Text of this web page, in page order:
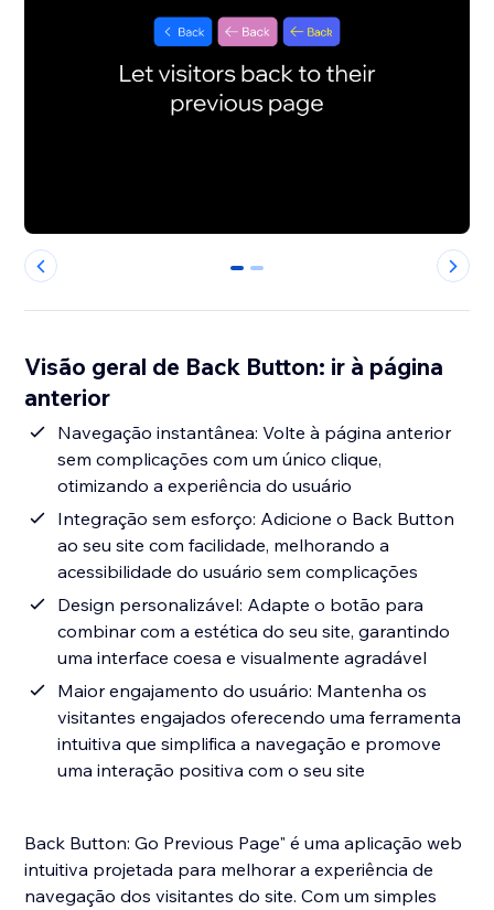
0 1
Visão geral de Back Button: ir à página
anterior
Navegação instantânea: Volte à página anterior
sem complicações com um único clique,
otimizando a experiência do usuário
Integração sem esforço: Adicione o Back Button
ao seu site com facilidade, melhorando a
acessibilidade do usuário sem complicações
Design personalizável: Adapte o botão para
combinar com a estética do seu site, garantindo
uma interface coesa e visualmente agradável
Maior engajamento do usuário: Mantenha os
visitantes engajados oferecendo uma ferramenta
intuitiva que simplifica a navegação e promove
uma interação positiva com o seu site
Back Button: Go Previous Page" é uma aplicação web
intuitiva projetada para melhorar a experiência de
navegação dos visitantes do site. Com um simples